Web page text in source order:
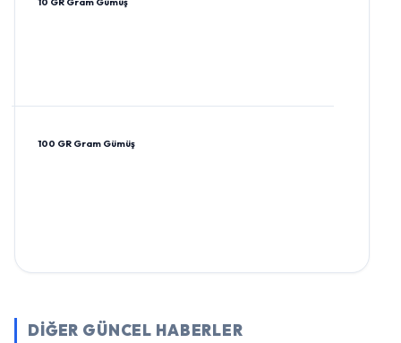
100 GR Gram Gümüş
DİĞER GÜNCEL HABERLER